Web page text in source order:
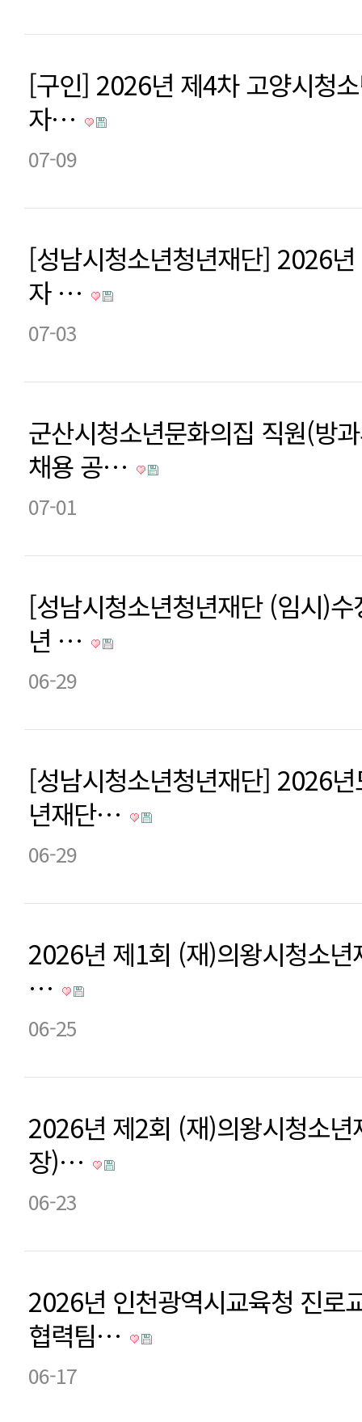
[구인] 2026년 제4차 고양시청
자…
07-09
[성남시청소년청년재단] 2026
자 …
07-03
군산시청소년문화의집 직원(방
채용 공…
07-01
[성남시청소년청년재단 (임시)
년 …
06-29
[성남시청소년청년재단] 2026
년재단…
06-29
2026년 제1회 (재)의왕시청소년
…
06-25
2026년 제2회 (재)의왕시청소년
장)…
06-23
2026년 인천광역시교육청 진로
협력팀…
06-17